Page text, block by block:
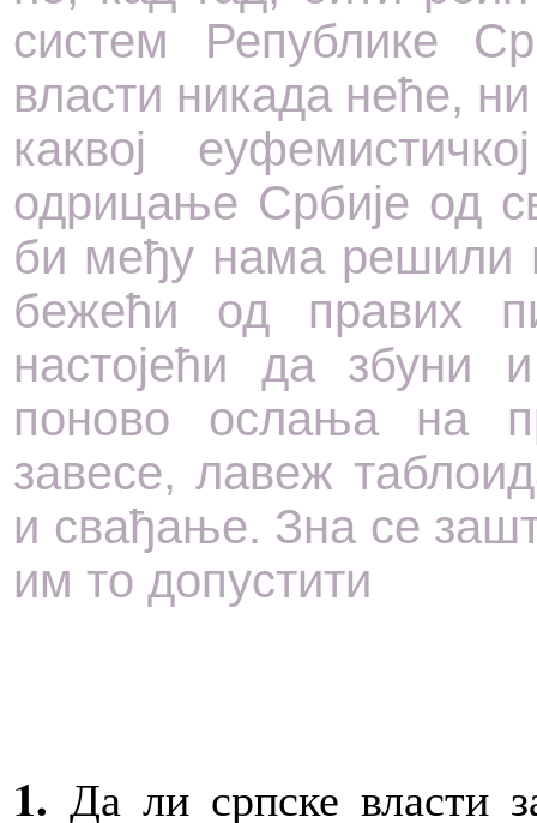
систем Републике
власти никада неће,
каквој
одрицање Србије од
би међу нама решили
бежећи од правих
настојећи да
поново ослања на
завесе, лавеж
и свађање. Зна се
им то допустити
1. Да ли српске власти